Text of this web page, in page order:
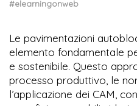
#elearningonweb
Le pavimentazioni
elemento fondamentale
e sostenibile. Questo
processo produttivo, le
l’applicazione dei CAM,